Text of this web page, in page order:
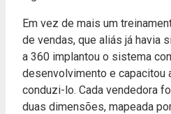
Em vez de mais um
de vendas, que aliás já havia
a 360 implantou o sistema
desenvolvimento e capacitou
conduzi-lo. Cada vendedora
duas dimensões, mapeada